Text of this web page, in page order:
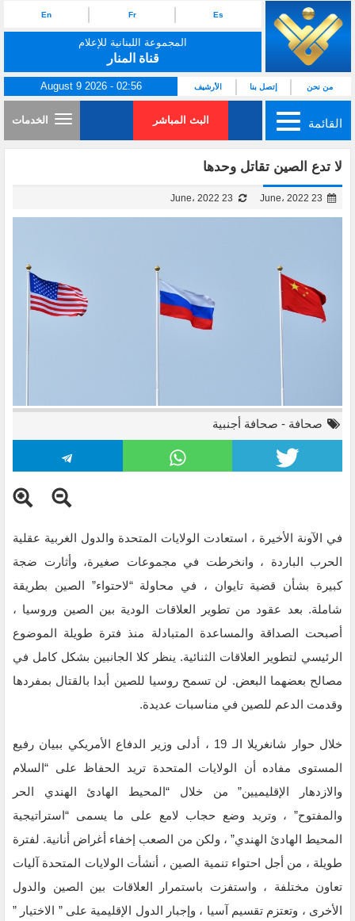
Es
Fr
En
المجموعة اللبنانية للإعلام
قناة المنار
من نحن إتصل بنا الأرشيف August 9 2026 - 02:56
القائمة البث المباشر الخدمات
لا تدع الصين تقاتل وحدها
صحافة - صحافة أجنبية
في الآونة الأخيرة ، استعادت الولايات المتحدة والدول الغربية عقلية
الحرب الباردة ، وانخرطت في مجموعات صغيرة، وأثارت ضجة
كبيرة بشأن قضية تايوان ، في محاولة “لاحتواء” الصين بطريقة
شاملة. بعد عقود من تطوير العلاقات الودية بين الصين وروسيا ،
أصبحت الصداقة والمساعدة المتبادلة منذ فترة طويلة الموضوع
الرئيسي لتطوير العلاقات الثنائية. ينظر كلا الجانبين بشكل كامل في
مصالح بعضهما البعض. لن تسمح روسيا للصين أبدا بالقتال بمفردها
وقدمت الدعم للصين في مناسبات عديدة.
خلال حوار شانغريلا الـ 19 ، أدلى وزير الدفاع الأمريكي ببيان رفيع
المستوى مفاده أن الولايات المتحدة تريد الحفاظ على “السلام
والازدهار الإقليميين” من خلال “المحيط الهادئ الهندي الحر
والمفتوح” ، وتريد وضع حجاب لامع على ما يسمى “استراتيجية
المحيط الهادئ الهندي” ، ولكن من الصعب إخفاء أغراض أنانية. لفترة
طويلة ، من أجل احتواء تنمية الصين ، أنشأت الولايات المتحدة آليات
تعاون مختلفة ، واستفزت باستمرار العلاقات بين الصين والدول
الأخرى ، وتعتزم تقسيم آسيا ، وإجبار الدول الإقليمية على ” الاختيار ”